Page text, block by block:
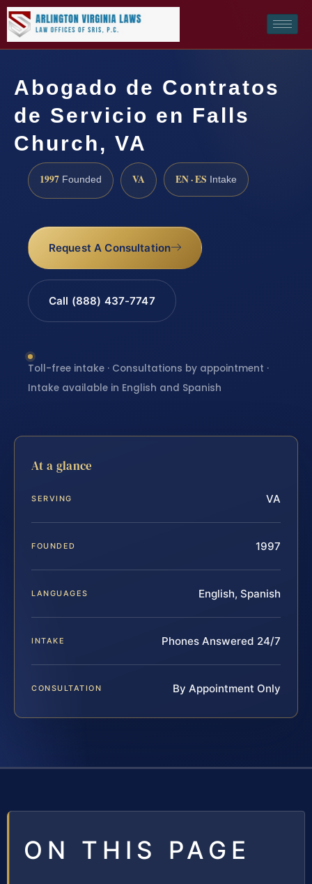
Abogado de Contratos
de Servicio en Falls
Church, VA
1997 Founded VA EN · ES Intake
Request A Consultation
Call (888) 437-7747
Toll-free intake · Consultations by appointment ·
Intake available in English and Spanish
At a glance
SERVING VA
FOUNDED 1997
LANGUAGES English, Spanish
INTAKE Phones Answered 24/7
CONSULTATION By Appointment Only
ON THIS PAGE